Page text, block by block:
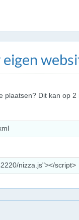
plaatsen? Dit kan op 2